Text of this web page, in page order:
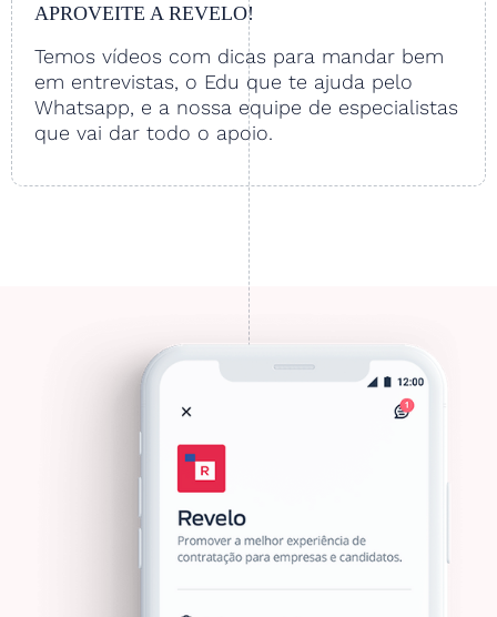
APROVEITE A REVELO!
Temos vídeos com dicas para mandar bem
em entrevistas, o Edu que te ajuda pelo
Whatsapp, e a nossa equipe de especialistas
que vai dar todo o apoio.